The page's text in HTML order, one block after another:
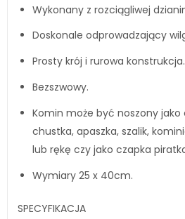
Wykonany z rozciągliwej
Doskonale odprowadzający
Prosty krój i rurowa konstrukcja.
Bezszwowy.
Komin może być noszony jako
chustka, apaszka, szalik,
lub rękę czy jako czapka
Wymiary 25 x 40cm.
SPECYFIKACJA